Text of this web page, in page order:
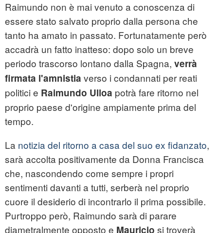
Raimundo non è mai venuto a conoscenza di
essere stato salvato proprio dalla persona che
tanto ha amato in passato. Fortunatamente però
accadrà un fatto inatteso: dopo solo un breve
periodo trascorso lontano dalla Spagna, verrà
firmata l'amnistia verso i condannati per reati
politici e Raimundo Ulloa potrà fare ritorno nel
proprio paese d'origine ampiamente prima del
tempo.
La notizia del ritorno a casa del suo ex fidanzato,
sarà accolta positivamente da Donna Francisca
che, nascondendo come sempre i propri
sentimenti davanti a tutti, serberà nel proprio
cuore il desiderio di incontrarlo il prima possibile.
Purtroppo però, Raimundo sarà di parare
diametralmente opposto e Mauricio si troverà